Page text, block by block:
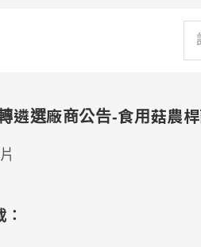
遴選廠商公告-食用菇農